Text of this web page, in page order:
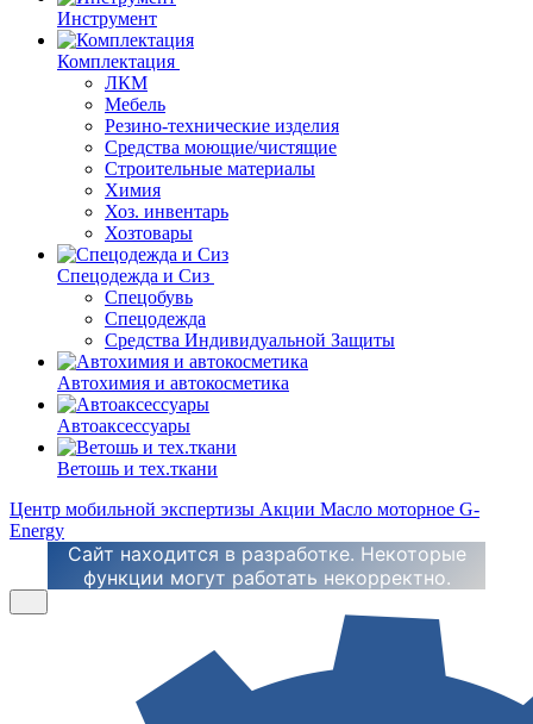
Инструмент
Комплектация
ЛКМ
Мебель
Резино-технические изделия
Средства моющие/чистящие
Строительные материалы
Химия
Хоз. инвентарь
Хозтовары
Спецодежда и Сиз
Спецобувь
Спецодежда
Средства Индивидуальной Защиты
Автохимия и автокосметика
Автоаксессуары
Ветошь и тех.ткани
Центр мобильной экспертизы Акции Масло моторное G-
Energy
Сайт находится в разработке. Некоторые
функции могут работать некорректно.